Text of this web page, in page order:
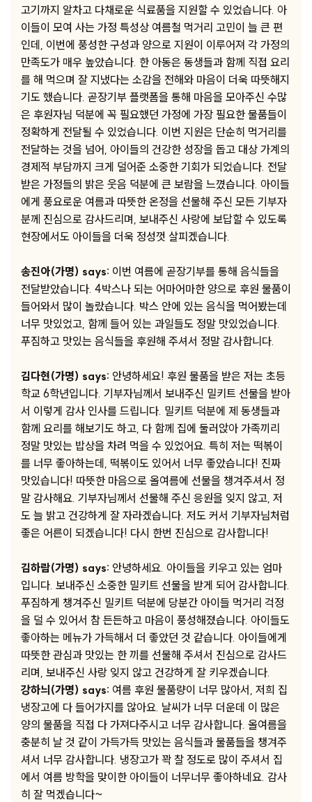
고기까지 알차고 다채로운 식료품을 지원할 수 있었습니다. 아
이들이 모여 사는 가정 특성상 여름철 먹거리 고민이 늘 큰 편
인데, 이번에 풍성한 구성과 양으로 지원이 이루어져 각 가정의
만족도가 매우 높았습니다. 한 아동은 동생들과 함께 직접 요리
를 해 먹으며 잘 지냈다는 소감을 전해와 마음이 더욱 따뜻해지
기도 했습니다. ​곧장기부 플랫폼을 통해 마음을 모아주신 수많
은 후원자님 덕분에 꼭 필요했던 가정에 가장 필요한 물품들이
정확하게 전달될 수 있었습니다. 이번 지원은 단순히 먹거리를
전달하는 것을 넘어, 아이들의 건강한 성장을 돕고 대상 가계의
경제적 부담까지 크게 덜어준 소중한 기회가 되었습니다. ​전달
받은 가정들의 밝은 웃음 덕분에 큰 보람을 느꼈습니다. ​아이들
에게 풍요로운 여름과 따뜻한 온정을 선물해 주신 모든 기부자
분께 진심으로 감사드리며, 보내주신 사랑에 보답할 수 있도록
현장에서도 아이들을 더욱 정성껏 살피겠습니다.
송진아(가명) says: 이번 여름에 곧장기부를 통해 음식들을
전달받았습니다. 4박스나 되는 어마어마한 양으로 후원 물품이
들어와서 많이 놀랐습니다. 박스 안에 있는 음식을 먹어봤는데
너무 맛있었고, 함께 들어 있는 과일들도 정말 맛있었습니다.
푸짐하고 맛있는 음식들을 후원해 주셔서 정말 감사합니다.
김다현(가명) says: 안녕하세요! 후원 물품을 받은 저는 초등
학교 6학년입니다. 기부자님께서 보내주신 밀키트 선물을 받아
서 이렇게 감사 인사를 드립니다. 밀키트 덕분에 제 동생들과
함께 요리를 해보기도 하고, 다 함께 집에 둘러앉아 가족끼리
정말 맛있는 밥상을 차려 먹을 수 있었어요. 특히 저는 떡볶이
를 너무 좋아하는데, 떡볶이도 있어서 너무 좋았습니다! 진짜
맛있습니다! 따뜻한 마음으로 올여름에 선물을 챙겨주셔서 정
말 감사해요. 기부자님께서 선물해 주신 응원을 잊지 않고, 저
도 늘 밝고 건강하게 잘 자라겠습니다. 저도 커서 기부자님처럼
좋은 어른이 되겠습니다! 다시 한번 진심으로 감사합니다!
김하람(가명) says: 안녕하세요. 아이들을 키우고 있는 엄마
입니다. 보내주신 소중한 밀키트 선물을 받게 되어 감사합니다.
푸짐하게 챙겨주신 밀키트 덕분에 당분간 아이들 먹거리 걱정
을 덜 수 있어서 참 든든하고 마음이 풍성해졌습니다. 아이들도
좋아하는 메뉴가 가득해서 더 좋았던 것 같습니다. 아이들에게
따뜻한 관심과 맛있는 한 끼를 선물해 주셔서 진심으로 감사드
리며, 보내주신 사랑 잊지 않고 건강하게 잘 키우겠습니다.
강하늬(가명) says: 여름 후원 물품량이 너무 많아서, 저희 집
냉장고에 다 들어가지를 않아요. 날씨가 너무 더운데 이 많은
양의 물품을 직접 다 가져다주시고 너무 감사합니다. 올여름을
충분히 날 것 같이 가득가득 맛있는 음식들과 물품들을 챙겨주
셔서 너무 감사합니다. 냉장고가 꽉 찰 정도로 많이 주셔서 집
에서 여름 방학을 맞이한 아이들이 너무너무 좋아하네요. 감사
히 잘 먹겠습니다~